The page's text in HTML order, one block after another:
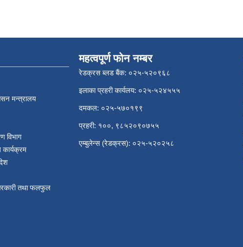
मन्त्रालय
विभाग
तथा फलफुल
महत्वपूर्ण फोन नम्बर
रेडक्रस ब्लड बैंक: ०२५-५२०९६८
इलाका प्रहरी कार्यलय: ०२५-५२४५५५
दमकल: ०२५-५७०१९९
प्रहरी: १००, ९८५२०९०७५५
एम्बुलेन्स (रेडक्रस): ०२५-५२०२५८